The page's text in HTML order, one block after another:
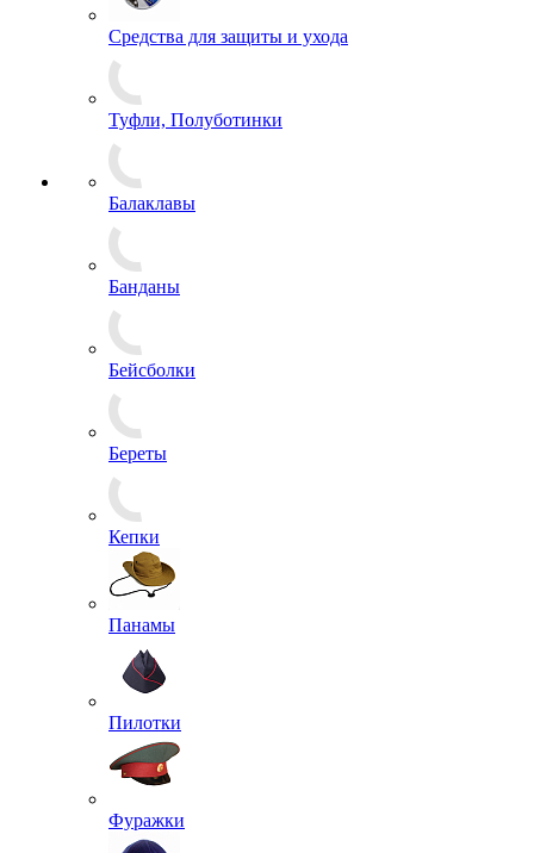
Треккинговые ботинки, кеды
Валеши
Сапоги
Сланцы
Средства для защиты и ухода
Туфли, Полуботинки
Балаклавы
Банданы
Бейсболки